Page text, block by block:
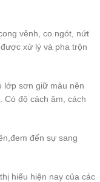
vênh, co ngót, nứt
xử lý và pha trộn
lớp sơn giữ màu nên
Có độ cách âm, cách
đến sự sang
hiếu hiện nay của các